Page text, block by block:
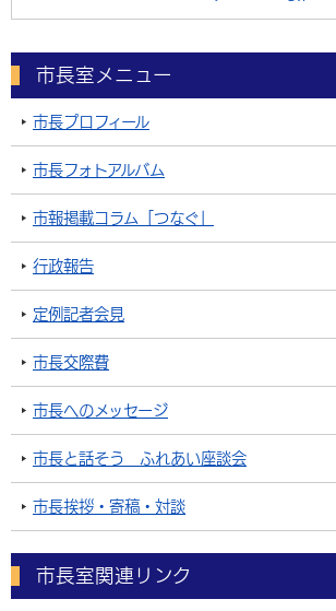
市長室メニュー
市長プロフィール
市長フォトアルバム
市報掲載コラム「つなぐ」
行政報告
定例記者会見
市長交際費
市長へのメッセージ
市長と話そう ふれあい座談会
市長挨拶・寄稿・対談
市長室関連リンク